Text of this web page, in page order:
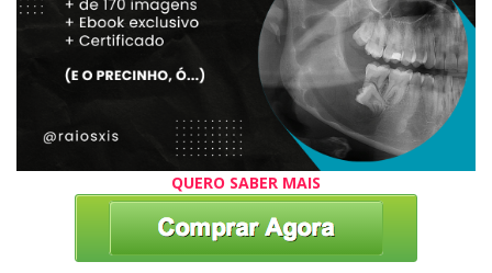
QUERO SABER MAIS